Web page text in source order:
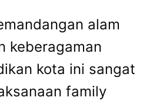
alam
keberagaman
kota ini sangat
family